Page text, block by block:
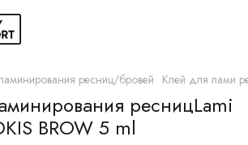
ресниц/бровей Клей для лами
ресницLami
BROW 5 ml